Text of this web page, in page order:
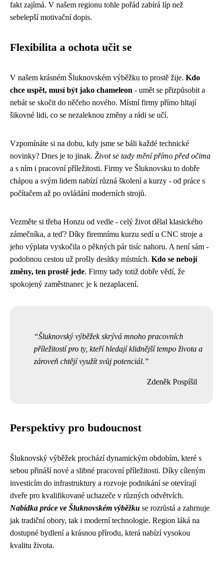
fakt zajímá. V našem regionu tohle pořád zabírá líp než
sebelepší motivační dopis.
Flexibilita a ochota učit se
V našem krásném Šluknovském výběžku to prostě žije. Kdo
chce uspět, musí být jako chameleon - umět se přizpůsobit a
nebát se skočit do něčeho nového. Místní firmy přímo hltají
šikovné lidi, co se nezaleknou změny a rádi se učí.
Vzpomínáte si na dobu, kdy jsme se báli každé technické
novinky? Dnes je to jinak. Život se tady mění přímo před očima
a s ním i pracovní příležitosti. Firmy ve Šluknovsku to dobře
chápou a svým lidem nabízí různá školení a kurzy - od práce s
počítačem až po ovládání moderních strojů.
Vezměte si třeba Honzu od vedle - celý život dělal klasického
zámečníka, a teď? Díky firemnímu kurzu sedí u CNC stroje a
jeho výplata vyskočila o pěkných pár tisíc nahoru. A není sám -
podobnou cestou už prošly desítky místních. Kdo se nebojí
změny, ten prostě jede. Firmy tady totiž dobře vědí, že
spokojený zaměstnanec je k nezaplacení.
Šluknovský výběžek skrývá mnoho pracovních
příležitostí pro ty, kteří hledají klidnější tempo života a
zároveň chtějí využít svůj potenciál.
Zdeněk Pospíšil
Perspektivy pro budoucnost
Šluknovský výběžek prochází dynamickým obdobím, které s
sebou přináší nové a slibné pracovní příležitosti. Díky cíleným
investicím do infrastruktury a rozvoje podnikání se otevírají
dveře pro kvalifikované uchazeče v různých odvětvích.
Nabídka práce ve Šluknovském výběžku se rozrůstá a zahrnuje
jak tradiční obory, tak i moderní technologie. Region láká na
dostupné bydlení a krásnou přírodu, která nabízí vysokou
kvalitu života.